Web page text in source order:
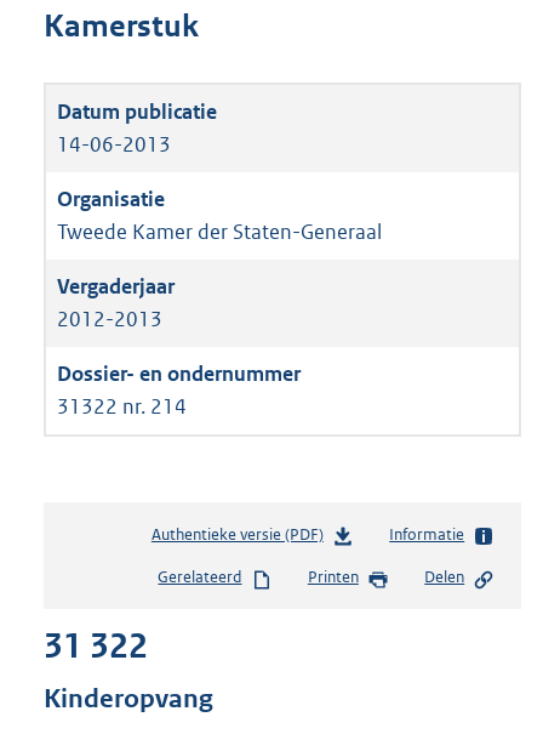
Kamerstuk
14-06-2013
Tweede Kamer der Staten-Generaal
2012-2013
31322 nr. 214
Authentieke versie (PDF)b
s
Informatie
Gerelateerd Printen Delen
31 322
Kinderopvang